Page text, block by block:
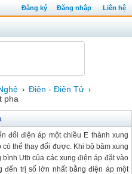
Đăng ký Đăng nhập Liên hệ
› Điện - Điện Tử ›
pha
đổi điện áp một chiều E thành xung
thể thay đổi được. Khi bộ băm xung
Utb của các xung điện áp đặt vào
đến trị số lớn nhất bằng điện áp một